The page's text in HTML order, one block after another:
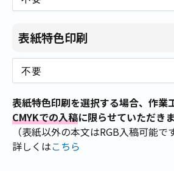
表紙特色印刷
表紙特色印刷を選択する場合、作業
CMYKでの入稿に限らせていただきま
（表紙以外の本文はRGB入稿可能で
詳しくはこちら